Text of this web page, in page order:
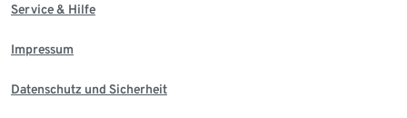
Service & Hilfe
Impressum
Datenschutz und Sicherheit